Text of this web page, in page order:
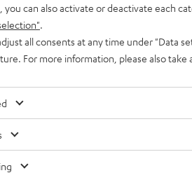
SUPREME ON Bag
Tasche mit Reißverschluss für den
you can also activate or deactivate each
all consents at any time under "Data
For more information, please also take